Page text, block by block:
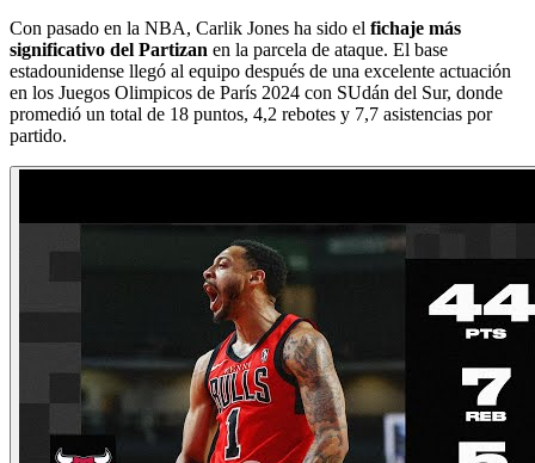
Con pasado en la NBA, Carlik Jones ha sido el fichaje más
significativo del Partizan en la parcela de ataque. El base
estadounidense llegó al equipo después de una excelente actuación
en los Juegos Olimpicos de París 2024 con SUdán del Sur, donde
promedió un total de 18 puntos, 4,2 rebotes y 7,7 asistencias por
partido.